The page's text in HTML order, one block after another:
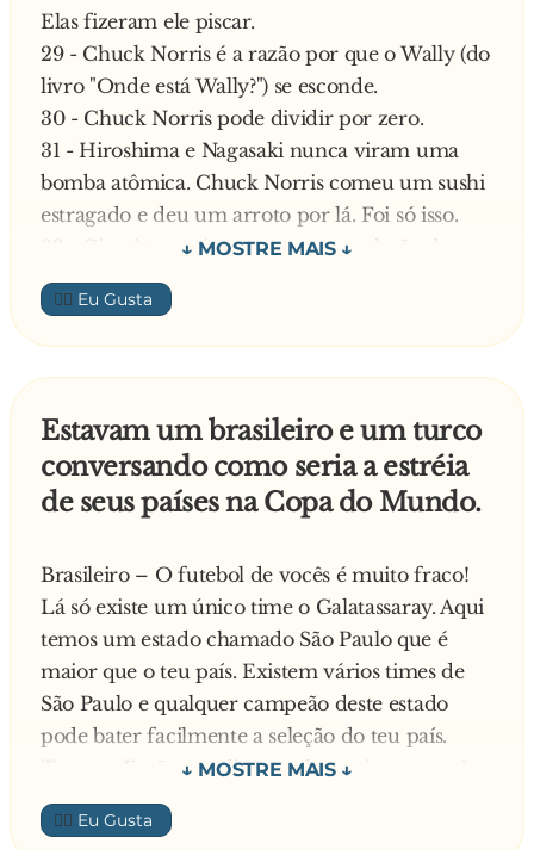
Oooooo garçommmmmm... Euuu achooo que
o seu time de Pimbolin esta fugindoo!!!
Elas fizeram ele piscar.
29 - Chuck Norris é a razão por que o Wally (do
livro "Onde está Wally?") se esconde.
30 - Chuck Norris pode dividir por zero.
31 - Hiroshima e Nagasaki nunca viram uma
bomba atômica. Chuck Norris comeu um sushi
estragado e deu um arroto por lá. Foi só isso.
32 - Cientistas estimaram que a explosão de
uma galáxia libera energia equivalente a 1
CNRhK (ou seja, um Chuck Norris's
Roundhouse Kick).
33 - Chuck Norris pode tocar no MC Hammer
34 - Quando Chuck Norris faz flexões, ele não
levanta o próprio peso. Ele empurra o planeta.
35 - Chuck Norris venceu o Campeonato
carta "Saída Livre da Prisão" do Banco
Imobiliário.
36 - Deus precisava de 10 dias para construir o
mundo. Chuck Norris deu a ele 6 e olhe lá.
37 - Ozzy Osbourne morde cabeças de
morcegos. Chuck Norris morde cabeças de
Ozzy Osbournes.
"Skywalker: Texas Ranger", estrelando Chuck
👍🏼
Estavam um brasileiro e um turco
conversando como seria a estréia
de seus países na Copa do Mundo.
Brasileiro – O futebol de vocês é muito fraco!
Lá só existe um único time o Galatassaray. Aqui
temos um estado chamado São Paulo que é
maior que o teu país. Existem vários times de
São Paulo e qualquer campeão deste estado
pode bater facilmente a seleção do teu país.
Turco – Então me diga, qual o maior campeão
paulista?
Brasileiro – O Corinthians.
👍🏼